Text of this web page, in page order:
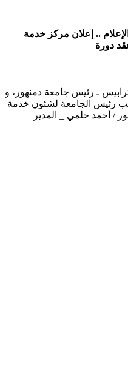
.. إعلان مركز خدمة
دورة
تحت رعاية الأستاذ الدكتور / إلهامي ترابيس ـ رئيس جامعة دمنهور، و
نائب رئيس الجامعة لشئون خدمة
/ أحمد حلمي _ المدير